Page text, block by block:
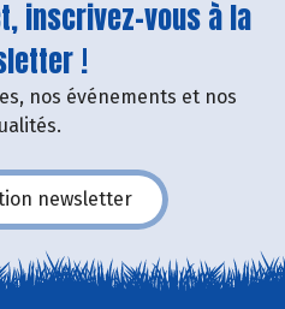
inscrivez-vous à la
!
nos événements et nos
newsletter